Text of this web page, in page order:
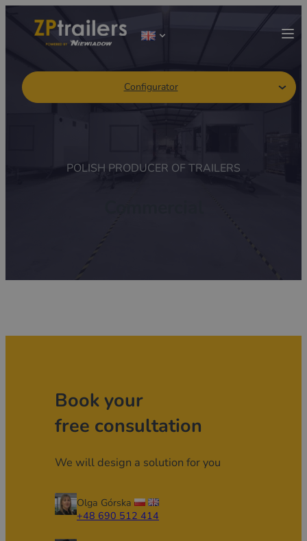
Configurator
POLISH PRODUCER OF TRAILERS
Book your
free consultation
We will design a solution for you
Olga Górska
+48 690 512 414